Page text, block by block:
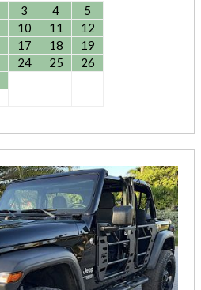
3 4
5
10 11
12
17 18
19
24 25
26